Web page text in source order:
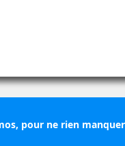
pour ne rien